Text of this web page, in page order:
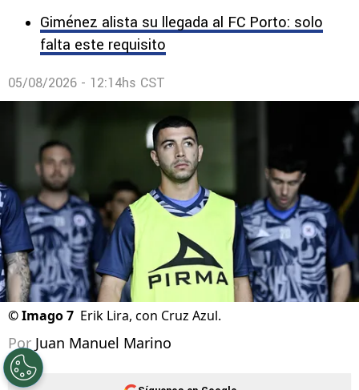
Giménez alista su llegada al FC Porto: solo
falta este requisito
05/08/2026 - 12:14hs CST
©Imago 7 Erik Lira, con Cruz Azul.
Por Juan Manuel Marino